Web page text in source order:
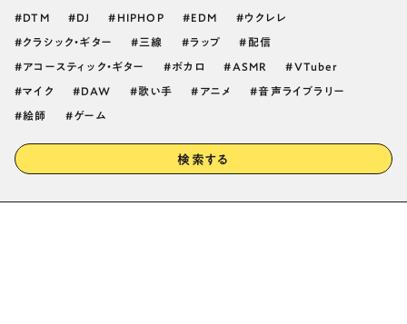
DTM DJ HIPHOP EDM ウクレレ
クラシック・ギター 三線 ラップ 配信
アコースティック・ギター ボカロ ASMR VTuber
マイク DAW 歌い手 アニメ 音声ライブラリー
絵師 ゲーム
検索する